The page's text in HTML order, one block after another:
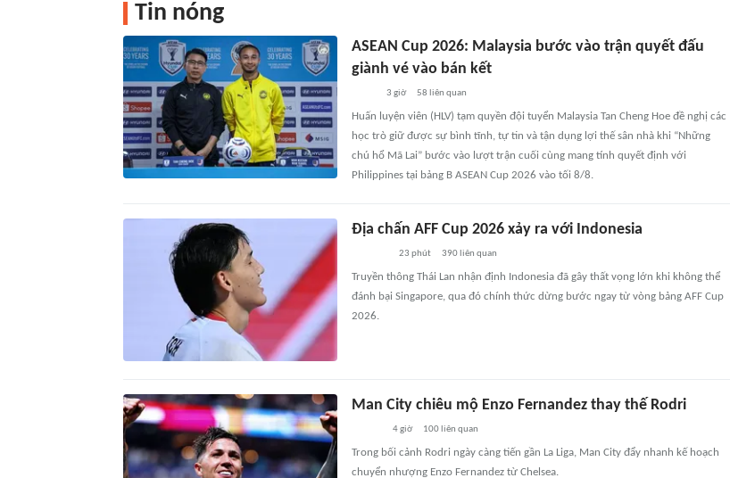
Tin nóng
ASEAN Cup 2026: Malaysia bước vào trận quyết đấu
giành vé vào bán kết
3 giờ 58 liên quan
Huấn luyện viên (HLV) tạm quyền đội tuyển Malaysia Tan Cheng Hoe đề nghị các
học trò giữ được sự bình tĩnh, tự tin và tận dụng lợi thế sân nhà khi “Những
chú hổ Mã Lai” bước vào lượt trận cuối cùng mang tính quyết định với
Philippines tại bảng B ASEAN Cup 2026 vào tối 8/8.
Địa chấn AFF Cup 2026 xảy ra với Indonesia
23 phút 390liên quan
Truyền thông Thái Lan nhận định Indonesia đã gây thất vọng lớn khi không thể
đánh bại Singapore, qua đó chính thức dừng bước ngay từ vòng bảng AFF Cup
2026.
Man City chiêu mộ Enzo Fernandez thay thế Rodri
4 giờ 100liên quan
Trong bối cảnh Rodri ngày càng tiến gần La Liga, Man City đẩy nhanh kế hoạch
chuyển nhượng Enzo Fernandez từ Chelsea.